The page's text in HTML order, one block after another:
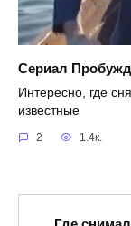
Сериал
Интересно, где
известные
2 1.4к.
Где